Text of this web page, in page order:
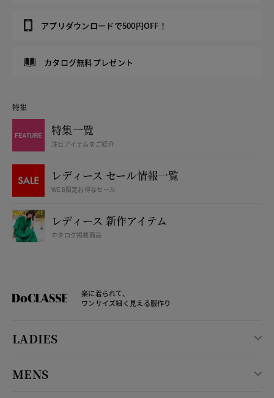
アプリダウンロードで500円OFF！
カタログ無料プレゼント
特集
特集一覧
注目アイテムをご紹介
レディース セール情報一覧
WEB限定お得なセール
レディース 新作アイテム
カタログ掲載商品
楽に着られて、
ワンサイズ細く見える服作り
LADIES
MENS